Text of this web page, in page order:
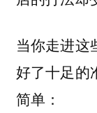
当你走进这
好了十足的
简单：